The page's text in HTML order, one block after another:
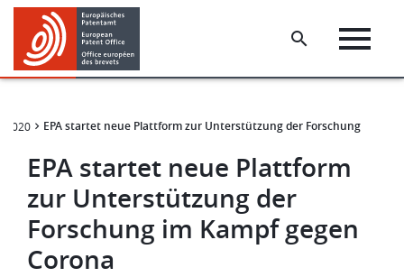
Skip
main
content
Skip
footer
2020 EPA startet neue Plattform zur Unterstützung der Forschung im
EPA startet neue Plattform
zur Unterstützung der
Forschung im Kampf gegen
Corona